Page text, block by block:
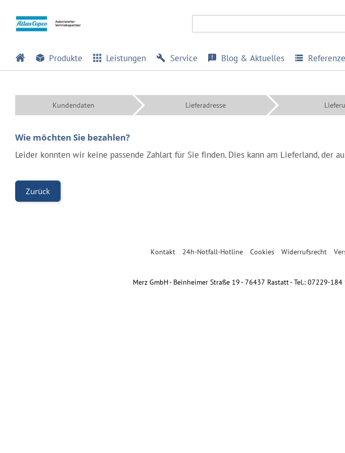
Produkte Leistungen Service Blog & Aktuelles
Kundendaten Lieferadresse
Wie möchten Sie bezahlen?
Leider konnten wir keine passende Zahlart für Sie finden. Dies kann am Lieferland, der
Zurück
Kontakt 24h-Notfall-Hotline Cookies Widerrufsrecht
Merz GmbH - Beinheimer Straße 19 - 76437 Rastatt - Tel.: 07229-